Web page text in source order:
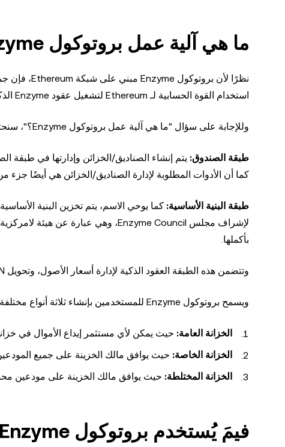
ما هي آلية عمل بروتوكول Enzyme؟
استخدام القوة الحسابية لـ Ethereum لتشغيل عقود Enzyme الذكية.
وللإجابة على سؤال "ما هي آلية عمل بروتوكول Enzyme؟"، سنحتاج إلى إلقاء نظرة على الطبقتين اللتين تشكلان بنية البروتوكول:
طبقة الصندوق:
كما أن الأدوات المطلوبة لإدارة الصناديق/الخزائن هي أيضًا
طبقة البنية الأساسية:
بأكملها.
وتتضمن هذه الطبقة العقود الذكية لإدارة أسعار الأصول، وتحويل MLN إلى ETH للمدفوعات مقابل العمليات الحسابية، وما إلى ذلك.
ويسمح بروتوكول Enzyme للمستخدمين بإنشاء ثلاثة أنواع مختلفة من الخزائن. ويشمل ذلك ما يلي:
الخزانة العامة: حيث يمكن لأي مستثمر إيداع الأموال في
الخزانة الخاصة: حيث يوافق مالك الخزينة على جميع
الخزانة المختلطة: حيث يوافق مالك الخزينة على مودعين
فيمَ يُستخدم بروتوكول Enzyme؟